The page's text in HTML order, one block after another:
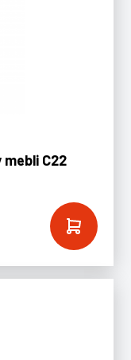
C22